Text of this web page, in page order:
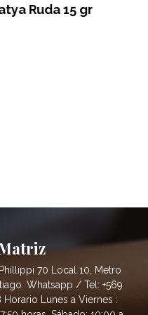
15 gr
70 Local 10, Metro
Whatsapp / Tel: +569
Horario Lunes a Viernes :